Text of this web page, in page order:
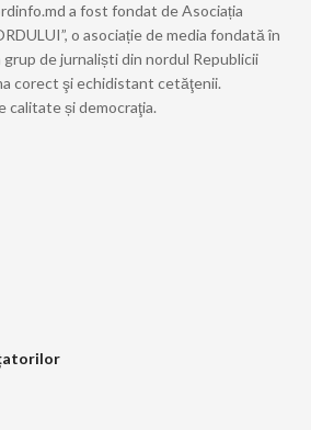
a fost fondat de Asociația
o asociație de media fondată în
de jurnaliști din nordul Republicii
corect şi echidistant cetăţenii.
calitate și democraţia.